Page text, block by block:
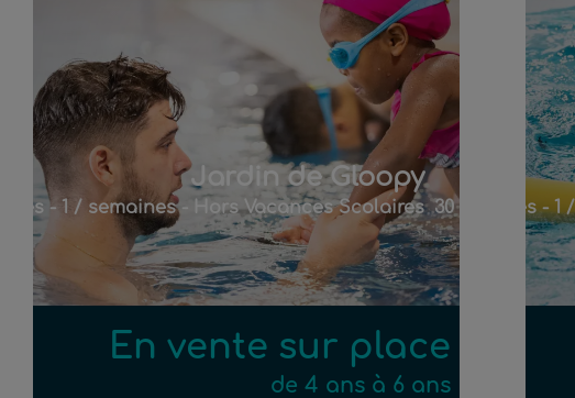
Jardin de Gloopy
- 1 / semaines - Hors Vacances Scolaires
En vente sur place
de 4 ans à 6 ans
30 séances - 1